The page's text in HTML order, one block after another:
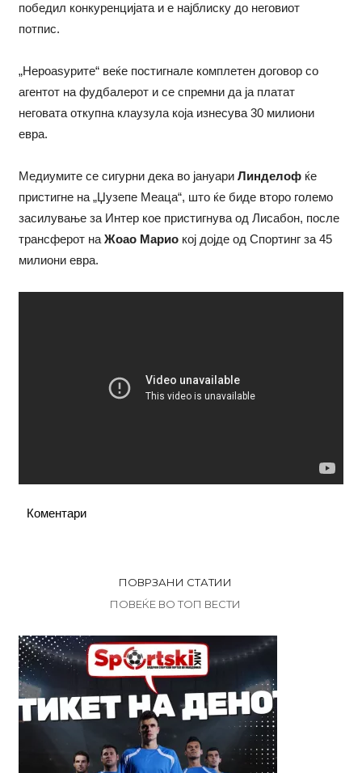
победил конкуренцијата и е најблиску до неговиот
потпис.
„Нероаѕурите“ веќе постигнале комплетен договор со
агентот на фудбалерот и се спремни да ја платат
неговата откупна клаузула која изнесува 30 милиони
евра.
Медиумите се сигурни дека во јануари Линделофќе
пристигне на „Џузепе Меаца“, што ќе биде второ големо
засилување за Интер кое пристигнува од Лисабон, после
трансферот наЖоао Мариокој дојде од Спортинг за 45
милиони евра.
Коментари
ПОВРЗАНИ СТАТИИ
ПОВЕЌЕ ВО ТОП ВЕСТИ